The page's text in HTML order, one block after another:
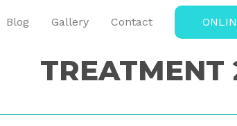
Blog Gallery Contact
TREATMENT